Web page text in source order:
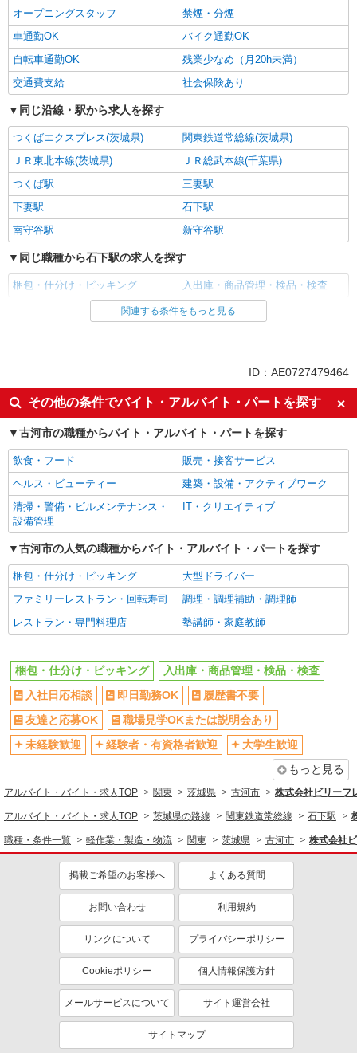
オープニングスタッフ
禁煙・分煙
車通勤OK
バイク通勤OK
自転車通勤OK
残業少なめ（月20h未満）
交通費支給
社会保険あり
同じ沿線・駅から求人を探す
つくばエクスプレス(茨城県)
関東鉄道常総線(茨城県)
ＪＲ東北本線(茨城県)
ＪＲ総武本線(千葉県)
つくば駅
三妻駅
下妻駅
石下駅
南守谷駅
新守谷駅
同じ職種から石下駅の求人を探す
梱包・仕分け・ピッキング 入出庫・商品管理・検品・検査
同じ雇用形態から石下駅の求人を探す
同じ特徴から石下駅の求人を探す
入社日応相談
即日勤務OK
履歴書不要
友達と応募OK
職場見学OKまたは説明会あり
未経験歓迎
経験者・有資格者歓迎
大学生歓迎
新卒・第二新卒歓迎
女性活躍中
主婦・主夫歓迎
フリーター歓迎
学歴不問
ブランクOK
ミドル（40代～）活躍中
エルダー（50代～）活躍中
日払い
週払い
給与前払いOK
週2～3日勤務OK
オープニングスタッフ
禁煙・分煙
車通勤OK
バイク通勤OK
自転車通勤OK
残業少なめ（月20h未満）
交通費支給
社会保険あり
軽作業・製造・物流
梱包・仕分け・ピッキング
入出庫・商品管理・検品・検査
同じ特徴から求人を探す
大学生歓迎
ミドル（40代～）活躍中
週2～3日勤務OK
服装自由
オープニングスタッフ
車通勤OK
社会保険あり
関連する条件をもっと見る
ID：AE0727479464
その他の条件でバイト・アルバイト・パートを探す
古河市の職種からバイト・アルバイト・パートを探す
飲食・フード
販売・接客サービス
ヘルス・ビューティー
建築・設備・アクティブワーク
清掃・警備・ビルメンテナンス・
設備管理
IT・クリエイティブ
古河市の人気の職種からバイト・アルバイト・パートを探す
梱包・仕分け・ピッキング
大型ドライバー
ファミリーレストラン・回転寿司
調理・調理補助・調理師
レストラン・専門料理店
塾講師・家庭教師
梱包・仕分け・ピッキング
入出庫・商品管理・検品・検査
入社日応相談
即日勤務OK
履歴書不要
友達と応募OK
職場見学OKまたは説明会あり
未経験歓迎
経験者・有資格者歓迎
大学生歓迎
もっと見る
アルバイト・バイト・求人TOP 関東 茨城県 古河市 株式会社ビリーフ
アルバイト・バイト・求人TOP 茨城県の路線 関東鉄道常総線 石下駅
職種・条件一覧 軽作業・製造・物流 関東 茨城県 古河市 株式会社
掲載ご希望のお客様へ よくある質問
お問い合わせ 利用規約
リンクについて プライバシーポリシー
Cookieポリシー 個人情報保護方針
メールサービスについて サイト運営会社
サイトマップ